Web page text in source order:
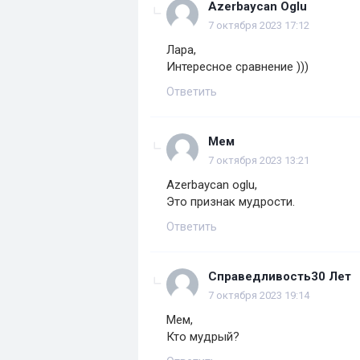
Azerbaycan Oglu
7 октября 2023 17:12
Лара,
Интересное сравнение )))
Ответить
Мем
7 октября 2023 13:21
Azerbaycan oglu,
Это признак мудрости.
Ответить
Справедливость30 Лет
7 октября 2023 19:14
Мем,
Кто мудрый?